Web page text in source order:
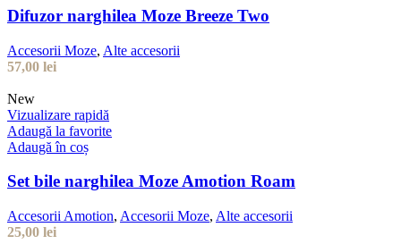
Difuzor narghilea Moze Breeze Two
Accesorii Moze, Alte accesorii
57,00 lei
New
Vizualizare rapidă
Adaugă la favorite
Adaugă în coș
Set bile narghilea Moze Amotion Roam
Accesorii Amotion, Accesorii Moze, Alte accesorii
25,00 lei